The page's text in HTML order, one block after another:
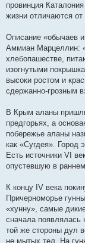
провинция
жизни отличаются
Описание «обычаев
Аммиан Марцеллин:
хлебопашестве,
изогнутыми
высоки ростом и
сдержанно-грозным
В Крым аланы
предгорьях, а
побережье аланы
как «Сугдея». Город
Есть источники VI
опустевшую в
К концу IV века
Причерноморье
«хунну», самые
сначала появлялась
той же стороны дул
не мытых тел. На